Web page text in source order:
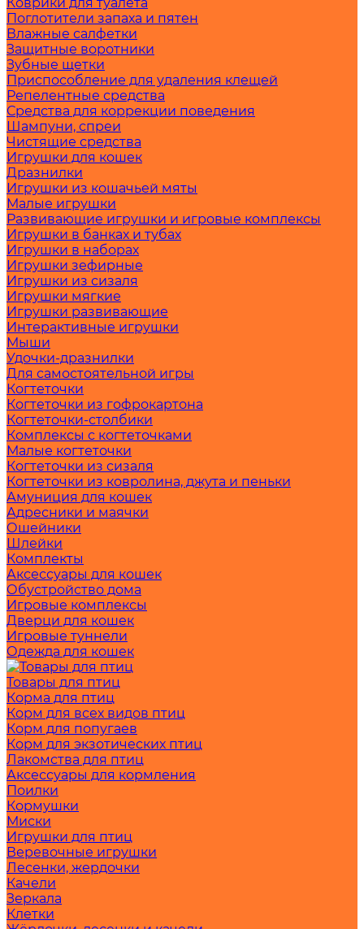
Поглотители запаха и пятен
Влажные салфетки
Защитные воротники
Зубные щетки
Приспособление для удаления клещей
Репелентные средства
Средства для коррекции поведения
Шампуни, спреи
Чистящие средства
Игрушки для кошек
Дразнилки
Игрушки из кошачьей мяты
Малые игрушки
Развивающие игрушки и игровые комплексы
Игрушки в банках и тубах
Игрушки в наборах
Игрушки зефирные
Игрушки из сизаля
Игрушки мягкие
Игрушки развивающие
Интерактивные игрушки
Мыши
Удочки-дразнилки
Для самостоятельной игры
Когтеточки
Когтеточки из гофрокартона
Когтеточки-столбики
Комплексы с когтеточками
Малые когтеточки
Когтеточки из сизаля
Когтеточки из ковролина, джута и пеньки
Амуниция для кошек
Адресники и маячки
Ошейники
Шлейки
Комплекты
Аксессуары для кошек
Обустройство дома
Игровые комплексы
Дверци для кошек
Игровые туннели
Одежда для кошек
Товары для птиц
Корма для птиц
Корм для всех видов птиц
Корм для попугаев
Корм для экзотических птиц
Лакомства для птиц
Аксессуары для кормления
Поилки
Кормушки
Миски
Игрушки для птиц
Веревочные игрушки
Лесенки, жердочки
Качели
Зеркала
Клетки